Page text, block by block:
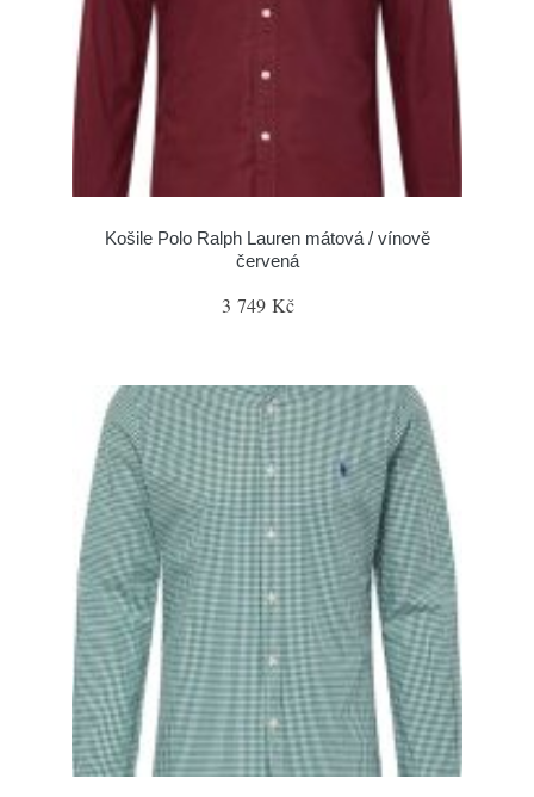
Košile Polo Ralph Lauren mátová / vínově
červená
3 749 Kč